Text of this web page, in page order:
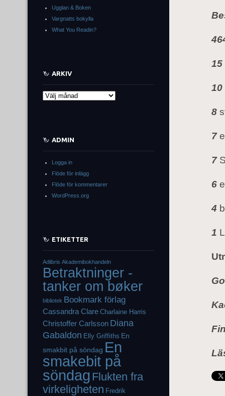
15
10
8
7
7
6
4
1
Ugglan & Boken
Vargnatts bokylla
What You Readin?
ARKIV
Arkiv
ADMIN
Logga in
Flöde för inlägg
Flöde för kommentarer
WordPress.org
ETIKETTER
Adlibris Akademibokhandeln
Betraktninger -
tanker om bøker
bibliotek Bookmark förlag
Cassandra Clare Charlaine Harris
Christoffer Carlsson Diana
Gabaldon Elly Griffiths En
smakbit på söndag En
smakebit på
söndag Flukten fra
virkeligheten Fredrik